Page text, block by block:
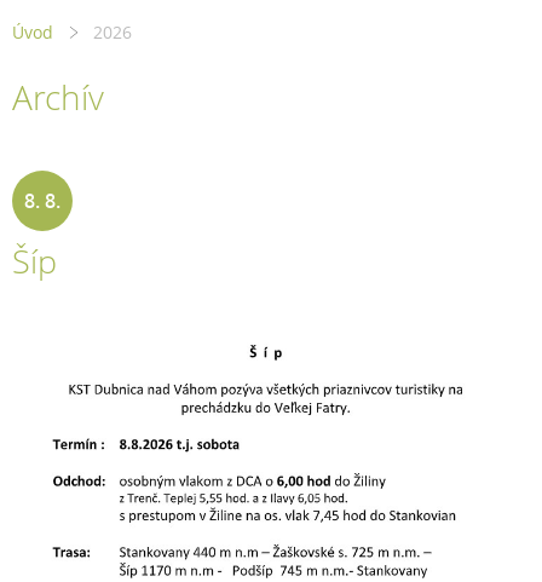
Úvod 2026
Archív
8. 8.
2026
Šíp